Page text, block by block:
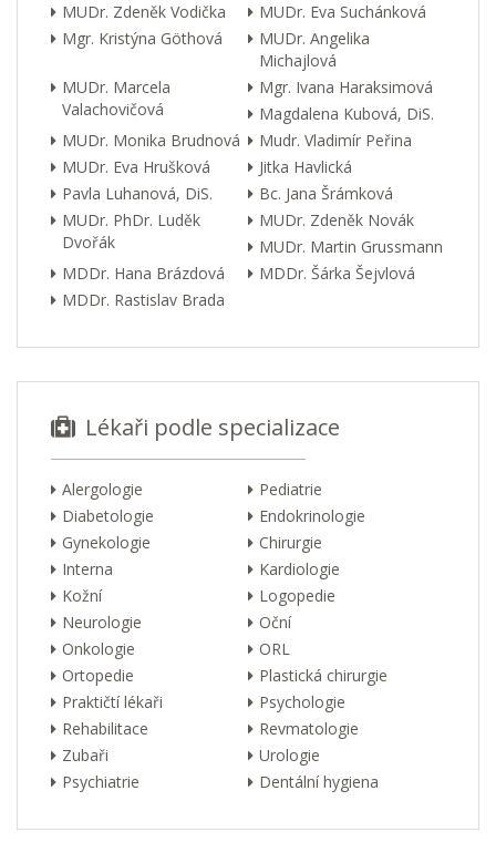
MUDr. Zdeněk Vodička
MUDr. Eva Suchánková
Mgr. Kristýna Göthová
MUDr. Angelika
Michajlová
MUDr. Marcela
Valachovičová
Mgr. Ivana Haraksimová
Magdalena Kubová, DiS.
MUDr. Monika Brudnová
Mudr. Vladimír Peřina
MUDr. Eva Hrušková
Jitka Havlická
Pavla Luhanová, DiS.
Bc. Jana Šrámková
MUDr. PhDr. Luděk
Dvořák
MUDr. Zdeněk Novák
MUDr. Martin Grussmann
MDDr. Hana Brázdová
MDDr. Šárka Šejvlová
MDDr. Rastislav Brada
Lékaři podle specializace
Alergologie
Pediatrie
Diabetologie
Endokrinologie
Gynekologie
Chirurgie
Interna
Kardiologie
Kožní
Logopedie
Neurologie
Oční
Onkologie
ORL
Ortopedie
Plastická chirurgie
Praktičtí lékaři
Psychologie
Rehabilitace
Revmatologie
Zubaři
Urologie
Psychiatrie
Dentální hygiena